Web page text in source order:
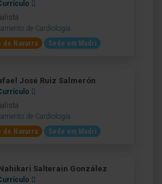
de Cardiología
de Navarra
Sede em Madri
José Ruiz Salmerón
de Cardiología
de Navarra
Sede em Madri
Salterain González